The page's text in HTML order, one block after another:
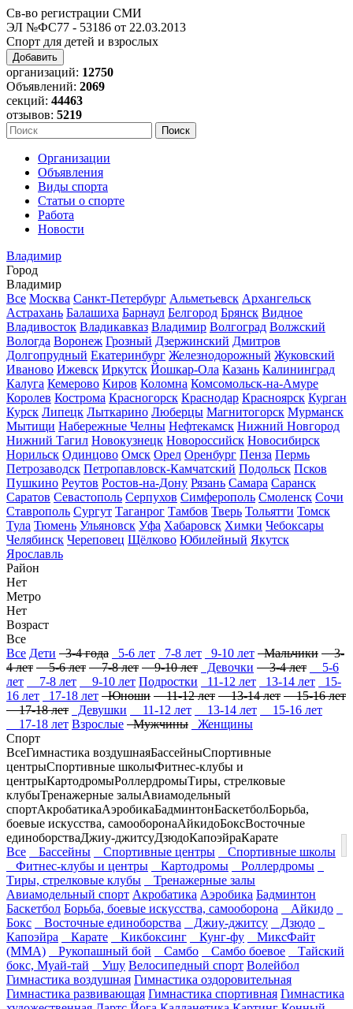
Св-во регистрации СМИ
ЭЛ №ФС77 - 53186 от 22.03.2013
Спорт для детей и взрослых
Добавить
организаций: 12750
Объявлений: 2069
секций: 44463
отзывов: 5219
Организации
Объявления
Виды спорта
Статьи о спорте
Работа
Новости
Владимир
Город
Владимир
Все Москва Санкт-Петербург Альметьевск Архангельск
Астрахань Балашиха Барнаул Белгород Брянск Видное
Владивосток Владикавказ Владимир Волгоград Волжский
Вологда Воронеж Грозный Дзержинский Дмитров
Долгопрудный Екатеринбург Железнодорожный Жуковский
Иваново Ижевск Иркутск Йошкар-Ола Казань Калининград
Калуга Кемерово Киров Коломна Комсомольск-на-Амуре
Королев Кострома Красногорск Краснодар Красноярск Курган
Курск Липецк Лыткарино Люберцы Магнитогорск Мурманск
Мытищи Набережные Челны Нефтекамск Нижний Новгород
Нижний Тагил Новокузнецк Новороссийск Новосибирск
Норильск Одинцово Омск Орел Оренбург Пенза Пермь
Петрозаводск Петропавловск-Камчатский Подольск Псков
Пушкино Реутов Ростов-на-Дону Рязань Самара Саранск
Саратов Севастополь Серпухов Симферополь Смоленск Сочи
Ставрополь Сургут Таганрог Тамбов Тверь Тольятти Томск
Тула Тюмень Ульяновск Уфа Хабаровск Химки Чебоксары
Челябинск Череповец Щёлково Юбилейный Якутск
Ярославль
Район
Нет
Метро
Нет
Возраст
Все
Все Дети 3-4 года 5-6 лет 7-8 лет 9-10 лет Мальчики 3-
4 лет 5-6 лет 7-8 лет 9-10 лет Девочки 3-4 лет
5-6
лет
7-8 лет 9-10 лет Подростки 11-12 лет 13-14 лет
15-
16 лет
17-18 лет Юноши 11-12 лет 13-14 лет 15-16 лет
17-18 лет
Девушки 11-12 лет 13-14 лет
15-16 лет
17-18 лет Взрослые Мужчины
Женщины
Спорт
ВсеГимнастика воздушнаяБассейныСпортивные
центрыСпортивные школыФитнес-клубы и
центрыКартодромыРоллердромыТиры, стрелковые
клубыТренажерные залыАвиамодельный
спортАкробатикаАэробикаБадминтонБаскетболБорьба,
боевые искусства, самооборонаАйкидоБоксВосточные
единоборстваДжиу-джитсуДзюдоКапоэйраКарате
Все
Бассейны Спортивные центры
Спортивные школы
Фитнес-клубы и центры
Картодромы
Роллердромы
Тиры, стрелковые клубы
Тренажерные залы
Авиамодельный спорт Акробатика Аэробика Бадминтон
Баскетбол Борьба, боевые искусства, самооборона
Айкидо
Бокс
Восточные единоборства Джиу-джитсу
Дзюдо
Капоэйра
Карате Кикбоксинг Кунг-фу
МиксФайт
(ММА)
Рукопашный бой Самбо Самбо боевое
Тайский
бокс, Муай-тай
Ушу Велосипедный спорт Волейбол
Гимнастика воздушная Гимнастика оздоровительная
Гимнастика развивающая Гимнастика спортивная Гимнастика